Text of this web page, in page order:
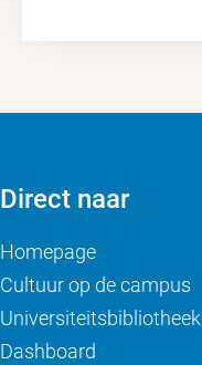
Direct naar
Homepage
Cultuur op de campus
Universiteitsbibliotheek
Dashboard